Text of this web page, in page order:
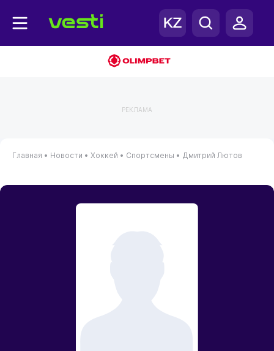
РЕКЛАМА
Главная • Новости • Хоккей • Спортсмены • Дмитрий Лютов